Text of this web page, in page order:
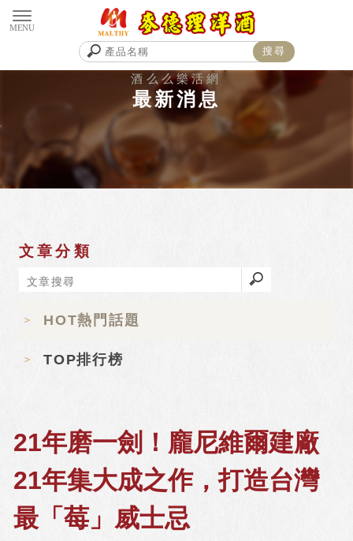
最新消息
文章分類
HOT熱門話題
TOP排行榜
21年磨一劍！龐尼維爾建廠
21年集大成之作，打造台灣
最「莓」威士忌